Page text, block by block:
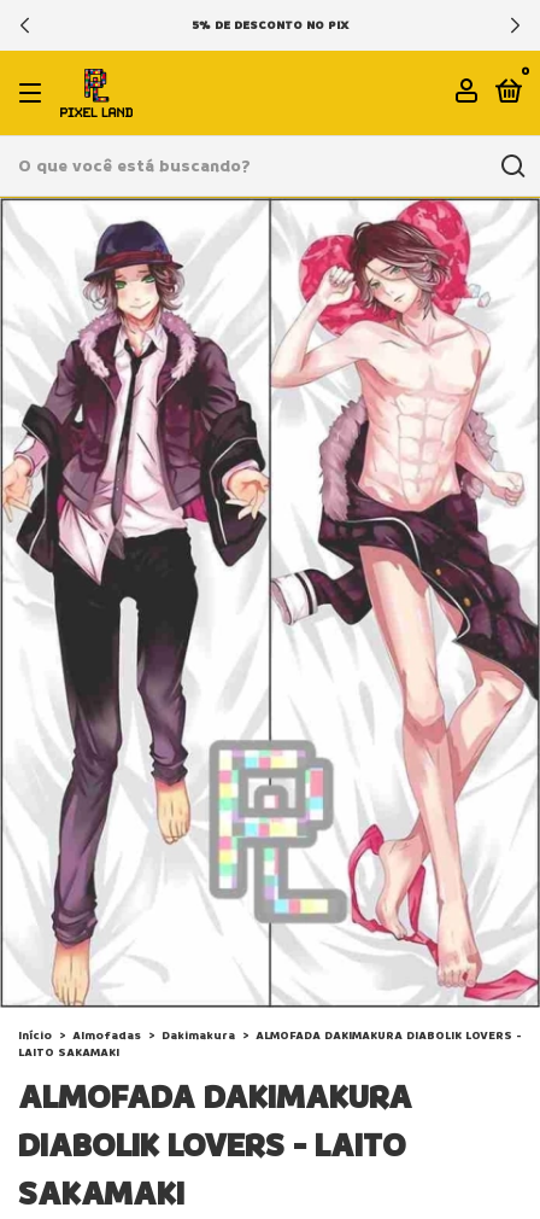
5% DE DESCONTO NO PIX
0
Início > Almofadas > Dakimakura > ALMOFADA DAKIMAKURA DIABOLIK LOVERS -
LAITO SAKAMAKI
ALMOFADA DAKIMAKURA
DIABOLIK LOVERS - LAITO
SAKAMAKI